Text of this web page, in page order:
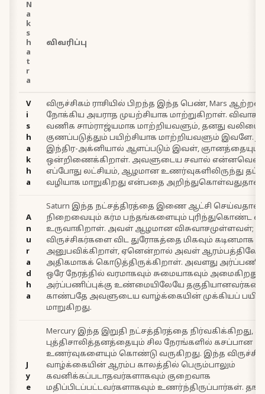
N
a
k
s
h
a
t
r
a
விவரிப்பு
V
i
s
h
a
k
h
a
விருச்சிகம் ராசியில் பிறந்த இந்த பெண், Mars
நோக்கிய அயராத முயற்சியாக மாற்றுகிறாள்.
வணிக சாம்ராஜ்யமாக மாற்றியவளும், தனது வலியை
குணப்படுத்தும் பயிற்சியாக மாற்றியவளும் இவளே.
இந்திர-அக்னியால் ஆளப்படும் இவள், ஞானத்தையும்
ஒன்றிணைக்கிறாள். அவளுடைய சவால்
எப்போது லட்சியம், ஆழமான உணர்வுகளிலிருந்து
வழியாக மாறுகிறது என்பதை அறிந்துகொள்வதுதான்.
A
n
u
r
a
d
h
a
Saturn இந்த நட்சத்திரத்தை இணை ஆட்சி
நிறைவையும் கர்ம பந்தங்களையும் புரிந்துகொண்ட
உருவாகிறாள். அவள் ஆழமான விசுவாசமுள்ளவள்;
விருச்சிகர்களை விட துரோகத்தை மிகவும் கடினமாக
அனுபவிக்கிறாள், ஏனென்றால் அவள்
அதிகமாகக் கொடுத்திருக்கிறாள். அவளது
ஒரே நேரத்தில் வரமாகவும் சுமையாகவும்
அர்ப்பணிப்புக்கு உண்மையிலேயே
காண்பதே அவளுடைய வாழ்க்கையின் முக்கியப்
மாறுகிறது.
J
y
e
Mercury இந்த இறுதி நட்சத்திரத்தை நிர்வகிக்கிறது,
புத்திசாலித்தனத்தையும் சில நேரங்களில் கசப்பான
உணர்வுகளையும் கொண்டு வருகிறது. இந்த
வாழ்க்கையின் ஆரம்ப காலத்தில் பெரும்பாலும்
கவனிக்கப்படாதவர்களாகவும் குறைவாக
மதிப்பிடப்பட்டவர்களாகவும் உணர்ந்திருப்பார்கள்.